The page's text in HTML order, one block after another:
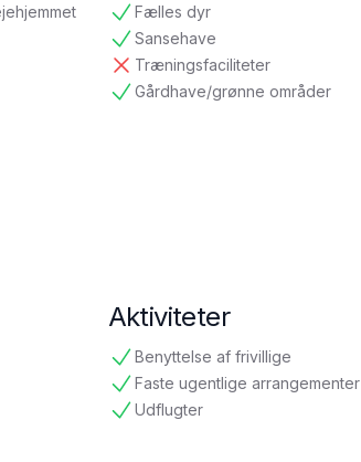
Fælles dyr
tilgængelig
Sansehave
tilgængelig
Træningsfaciliteter
ikke tilgængelig
Gårdhave/grønne områder
tilgængelig
Aktiviteter
Benyttelse af frivillige
tilgængelig
Faste ugentlige arrangementer
tilgængelig
Udflugter
tilgængelig